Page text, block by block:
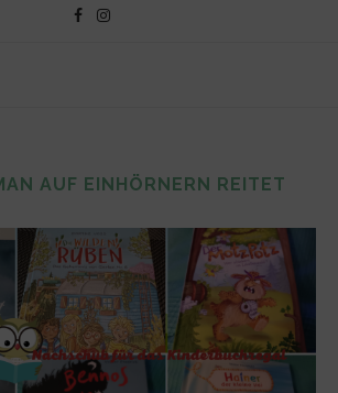
AUF EINHÖRNERN REITET